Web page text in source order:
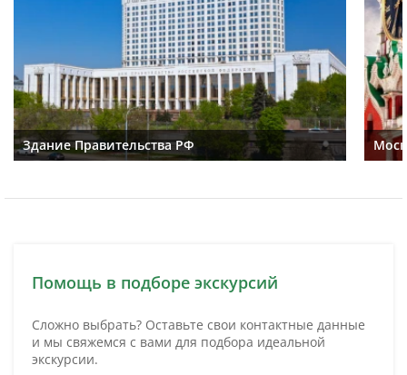
Здание Правительства РФ
Помощь в подборе экскурсий
Сложно выбрать? Оставьте свои контактные данные
и мы свяжемся с вами для подбора идеальной
экскурсии.